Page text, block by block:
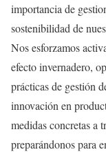
importancia de
sostenibilidad de
Nos esforzamos
efecto invernadero,
prácticas de gestión
innovación en
medidas concretas a
preparándonos para